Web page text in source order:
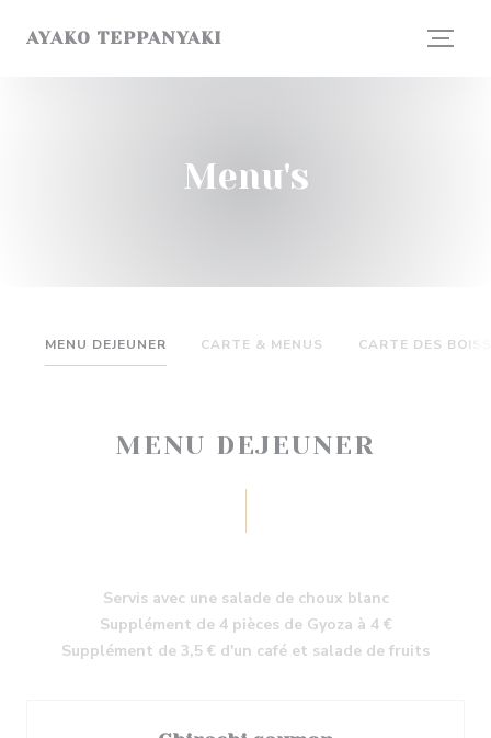
AYAKO TEPPANYAKI
Menu's
MENU DEJEUNER CARTE & MENUS CARTE DES
MENU DEJEUNER
Servis avec une salade de choux blanc
Supplément de 4 pièces de Gyoza à 4 €
Supplément de 3,5 € d'un café et salade de fruits